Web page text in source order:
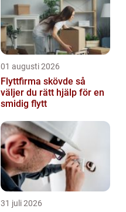
01 augusti 2026
Flyttfirma skövde så
väljer du rätt hjälp för en
smidig flytt
31 juli 2026